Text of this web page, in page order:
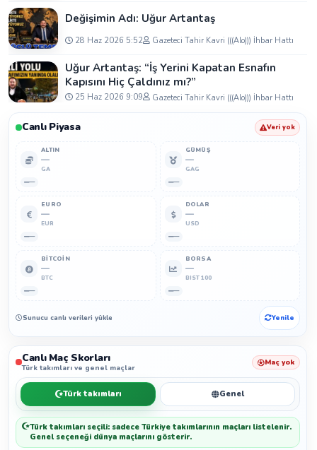
Değişimin Adı: Uğur Artantaş
28 Haz 2026 5:52 Gazeteci Tahir Kavri (((Alo))) İhbar Hattı
Uğur Artantaş: “İş Yerini Kapatan Esnafın
Kapısını Hiç Çaldınız mı?”
25 Haz 2026 9:09 Gazeteci Tahir Kavri (((Alo))) İhbar Hattı
Canlı Piyasa Veri yok
ALTIN
—
GA
—
GÜMÜŞ
—
GAG
—
EURO
—
EUR
—
DOLAR
—
USD
—
BITCOIN
—
BTC
—
BORSA
—
BIST 100
—
Sunucu canlı verileri yükleyemedi. Yenile
Canlı Maç Skorları
Türk takımları ve genel maçlar
Maç yok
Türk takımları Genel
Türk takımları seçili: sadece Türkiye takımlarının maçları listelenir.
Genel seçeneği dünya maçlarını gösterir.